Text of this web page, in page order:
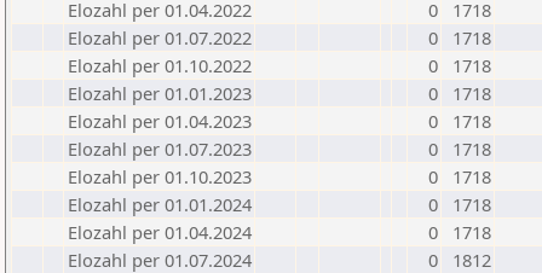
Elozahl per 01.04.2022
0
1718
Elozahl per 01.07.2022
0
1718
Elozahl per 01.10.2022
0
1718
Elozahl per 01.01.2023
0
1718
Elozahl per 01.04.2023
0
1718
Elozahl per 01.07.2023
0
1718
Elozahl per 01.10.2023
0
1718
Elozahl per 01.01.2024
0
1718
Elozahl per 01.04.2024
0
1718
Elozahl per 01.07.2024
0
1812